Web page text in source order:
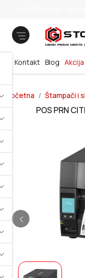
Blog Akcija
Kontakt
Početna Štampači i
POS PRN